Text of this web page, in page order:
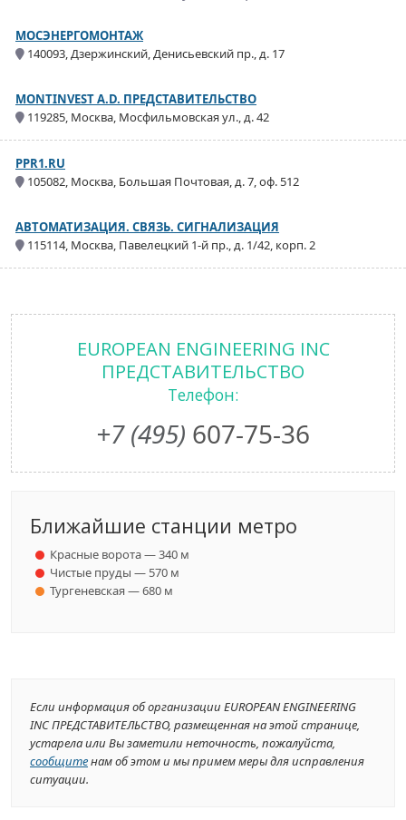
МОСЭНЕРГОМОНТАЖ
140093, Дзержинский, Денисьевский пр., д. 17
MONTINVEST A.D. ПРЕДСТАВИТЕЛЬСТВО
119285, Москва, Мосфильмовская ул., д. 42
PPR1.RU
105082, Москва, Большая Почтовая, д. 7, оф. 512
АВТОМАТИЗАЦИЯ. СВЯЗЬ. СИГНАЛИЗАЦИЯ
115114, Москва, Павелецкий 1-й пр., д. 1/42, корп. 2
EUROPEAN ENGINEERING INC
ПРЕДСТАВИТЕЛЬСТВО
Телефон:
+7 (495) 607-75-36
Ближайшие станции метро
Красные ворота — 340 м
Чистые пруды — 570 м
Тургеневская — 680 м
Если информация об организации EUROPEAN ENGINEERING
INC ПРЕДСТАВИТЕЛЬСТВО, размещенная на этой странице,
устарела или Вы заметили неточность, пожалуйста,
сообщитенам об этом и мы примем меры для исправления
ситуации.